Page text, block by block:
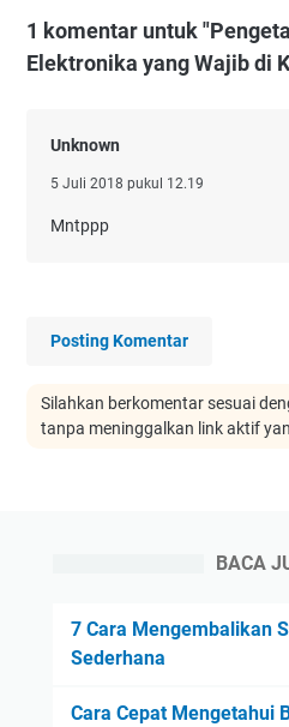
1 komentar untuk
Elektronika yang Wajib di
Unknown
5 Juli 2018 pukul 12.19
Mntppp
Posting Komentar
Silahkan berkomentar sesuai
tanpa meninggalkan link aktif
BACA
7 Cara Mengembalikan
Sederhana
Cara Cepat Mengetahui